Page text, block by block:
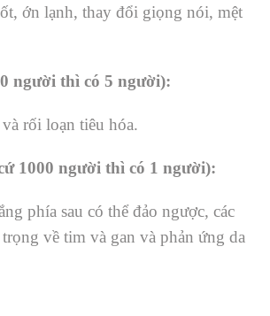
ớn lạnh, thay đổi giọng nói, mệt
người thì có 5 người):
rối loạn tiêu hóa.
1000 người thì có 1 người):
phía sau có thể đảo ngược, các
về tim và gan và phản ứng da